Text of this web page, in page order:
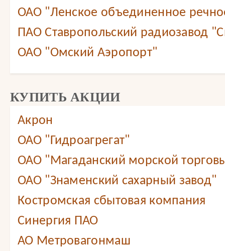
ОАО "Ленское объединенное
ПАО Ставропольский радиозавод
ОАО "Омский Аэропорт"
КУПИТЬ АКЦИИ
Акрон
ОАО "Гидроагрегат"
ОАО "Магаданский морской
ОАО "Знаменский сахарный завод"
Костромская сбытовая компания
Синергия ПАО
АО Метровагонмаш